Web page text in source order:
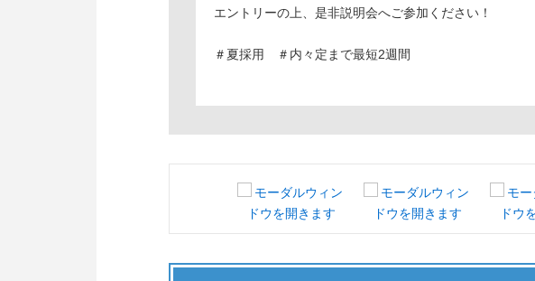
エントリーの上、是非説明会へご参加ください！
＃夏採用 ＃内々定まで最短2週間